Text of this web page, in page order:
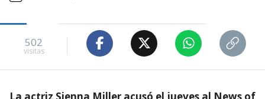
502
visitas
La actriz Sienna Miller acusó el jueves al News of